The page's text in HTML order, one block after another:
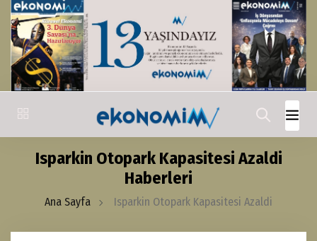
Isparkin Otopark Kapasitesi Azaldi
Haberleri
Ana Sayfa Isparkin Otopark Kapasitesi Azaldi